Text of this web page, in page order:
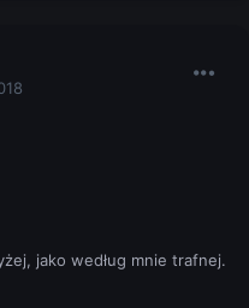
jako według mnie trafnej.